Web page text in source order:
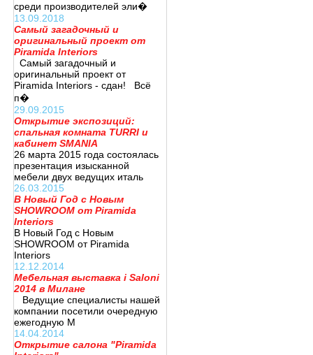
среди производителей эли�
13.09.2018
Самый загадочный и
оригинальный проект от
Piramida Interiors
Самый загадочный и
оригинальный проект от
Piramida Interiors - сдан! Всё
п�
29.09.2015
Открытие экспозиций:
спальная комната TURRI и
кабинет SMANIA
26 марта 2015 года состоялась
презентация изысканной
мебели двух ведущих италь
26.03.2015
В Новый Год с Новым
SHOWROOM от Piramida
Interiors
В Новый Год с Новым
SHOWROOM от Piramida
Interiors
12.12.2014
Мебельная выставка i Saloni
2014 в Милане
Ведущие специалисты нашей
компании посетили очередную
ежегодную М
14.04.2014
Открытие салона "Piramida